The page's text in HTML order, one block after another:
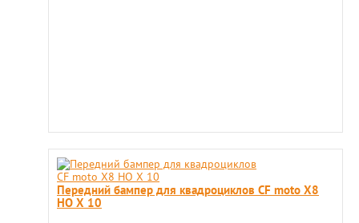
Передний бампер для квадроциклов CF moto X8
HO X 10